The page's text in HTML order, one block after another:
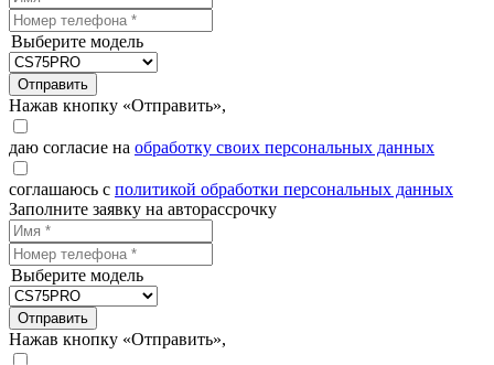
Выберите модель
Отправить
Нажав кнопку «Отправить»,
даю согласие на обработку своих персональных данных
соглашаюсь с политикой обработки персональных данных
Заполните заявку на авторассрочку
Выберите модель
Отправить
Нажав кнопку «Отправить»,